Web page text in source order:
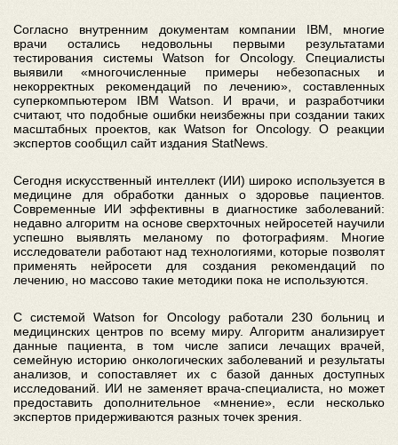
Согласно внутренним документам компании IBM, многие
врачи остались недовольны первыми результатами
тестирования системы Watson for Oncology. Специалисты
выявили «многочисленные примеры небезопасных и
некорректных рекомендаций по лечению», составленных
суперкомпьютером IBM Watson. И врачи, и разработчики
считают, что подобные ошибки неизбежны при создании таких
масштабных проектов, как Watson for Oncology. О реакции
экспертов сообщил сайт издания StatNews.
Сегодня искусственный интеллект (ИИ) широко используется в
медицине для обработки данных о здоровье пациентов.
Современные ИИ эффективны в диагностике заболеваний:
недавно алгоритм на основе сверхточных нейросетей научили
успешно выявлять меланому по фотографиям. Многие
исследователи работают над технологиями, которые позволят
применять нейросети для создания рекомендаций по
лечению, но массово такие методики пока не используются.
С системой Watson for Oncology работали 230 больниц и
медицинских центров по всему миру. Алгоритм анализирует
данные пациента, в том числе записи лечащих врачей,
семейную историю онкологических заболеваний и результаты
анализов, и сопоставляет их с базой данных доступных
исследований. ИИ не заменяет врача-специалиста, но может
предоставить дополнительное «мнение», если несколько
экспертов придерживаются разных точек зрения.